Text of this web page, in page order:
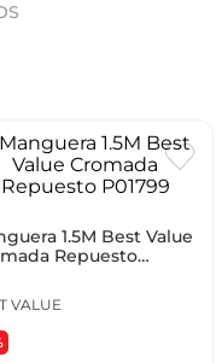
1.5M Best Value
Repuesto
VALUE